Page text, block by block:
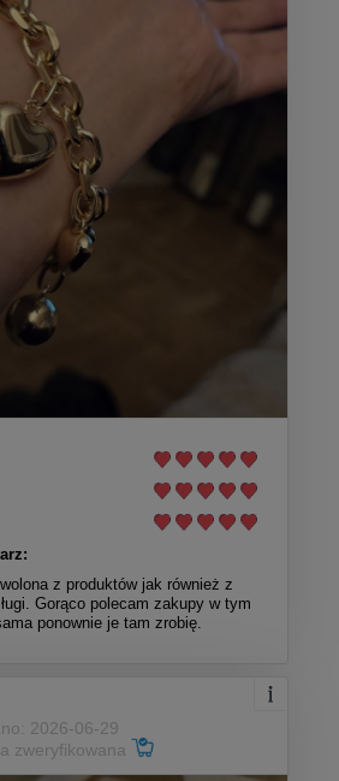
z produktów jak również z
Gorąco polecam zakupy w tym
ponownie je tam zrobię.
2026-06-29
zweryfikowana